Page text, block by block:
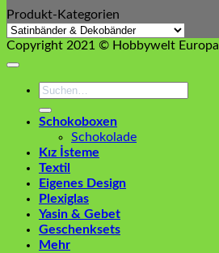
Produkt-Kategorien
Copyright 2021 © Hobbywelt Europa
Suchen
Schokoboxen
Schokolade
Kız İsteme
Textil
Eigenes Design
Plexiglas
Yasin & Gebet
Geschenksets
Mehr